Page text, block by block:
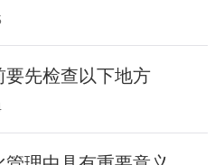
先检查以下地方